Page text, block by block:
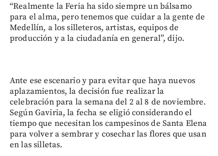
“Realmente la Feria ha sido siempre un bálsamo
para el alma, pero tenemos que cuidar a la gente de
Medellín, a los silleteros, artistas, equipos de
producción y a la ciudadanía en general”, dijo.
Ante ese escenario y para evitar que haya nuevos
aplazamientos, la decisión fue realizar la
celebración para la semana del 2 al 8 de noviembre.
Según Gaviria, la fecha se eligió considerando el
tiempo que necesitan los campesinos de Santa Elena
para volver a sembrar y cosechar las flores que usan
en las silletas.